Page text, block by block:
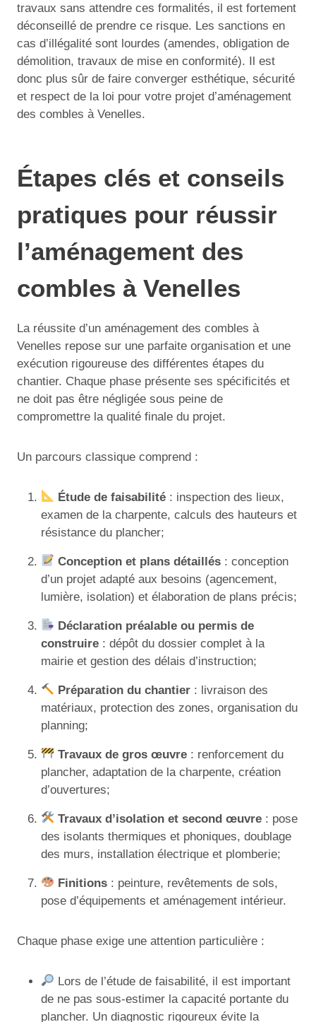
travaux sans attendre ces formalités, il est fortement
déconseillé de prendre ce risque. Les sanctions en
cas d’illégalité sont lourdes (amendes, obligation de
démolition, travaux de mise en conformité). Il est
donc plus sûr de faire converger esthétique, sécurité
et respect de la loi pour votre projet d’aménagement
des combles à Venelles.
Étapes clés et conseils
pratiques pour réussir
l’aménagement des
combles à Venelles
La réussite d’un aménagement des combles à
Venelles repose sur une parfaite organisation et une
exécution rigoureuse des différentes étapes du
chantier. Chaque phase présente ses spécificités et
ne doit pas être négligée sous peine de
compromettre la qualité finale du projet.
Un parcours classique comprend :
Étude de faisabilité : inspection des lieux,
examen de la charpente, calculs des hauteurs et
résistance du plancher;
Conception et plans détaillés : conception
d’un projet adapté aux besoins (agencement,
lumière, isolation) et élaboration de plans précis;
Déclaration préalable ou permis de
construire : dépôt du dossier complet à la
mairie et gestion des délais d’instruction;
Préparation du chantier : livraison des
matériaux, protection des zones, organisation du
planning;
Travaux de gros œuvre : renforcement du
plancher, adaptation de la charpente, création
d’ouvertures;
Travaux d’isolation et second œuvre : pose
des isolants thermiques et phoniques, doublage
des murs, installation électrique et plomberie;
Finitions : peinture, revêtements de sols,
pose d’équipements et aménagement intérieur.
Chaque phase exige une attention particulière :
Lors de l’étude de faisabilité, il est important
de ne pas sous-estimer la capacité portante du
plancher. Un diagnostic rigoureux évite la